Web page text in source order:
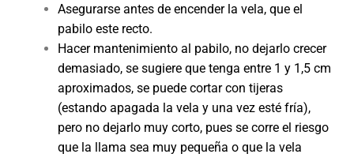
Asegurarse antes de encender la vela, que el
pabilo este recto.
Hacer mantenimiento al pabilo, no dejarlo crecer
demasiado, se sugiere que tenga entre 1 y 1,5 cm
aproximados, se puede cortar con tijeras
(estando apagada la vela y una vez esté fría),
pero no dejarlo muy corto, pues se corre el riesgo
que la llama sea muy pequeña o que la vela